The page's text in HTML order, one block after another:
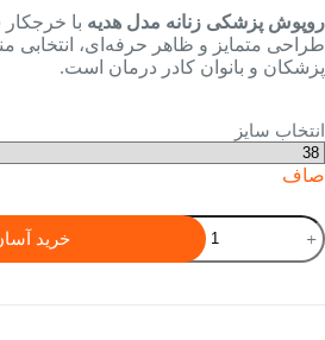
تومان1,850,000
بود.
تومان1,130,000.
روپوش پزشکی زنانه مدل هدیه با
طراحی متمایز و ظاهر حرفه‌ای، انتخابی
پزشکان و بانوان کادر درمان است.
انتخاب سایز
صاف
روپوش
پزشکی
زنانه
خرید